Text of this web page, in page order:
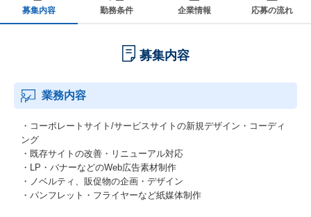
募集内容 勤務条件 企業情報 応募の流れ
募集内容
業務内容
・コーポレートサイト/サービスサイトの新規デザイン・コーディ
ング
・既存サイトの改善・リニューアル対応
・LP・バナーなどのWeb広告素材制作
・ノベルティ、販促物の企画・デザイン
・パンフレット・フライヤーなど紙媒体制作